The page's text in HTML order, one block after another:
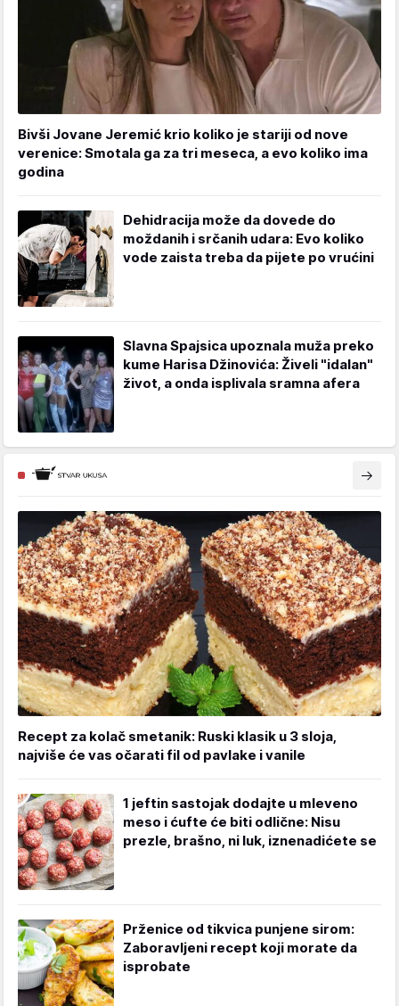
Bivši Jovane Jeremić krio koliko je stariji od nove
verenice: Smotala ga za tri meseca, a evo koliko ima
godina
Dehidracija može da dovede do
moždanih i srčanih udara: Evo koliko
vode zaista treba da pijete po vrućini
Slavna Spajsica upoznala muža preko
kume Harisa Džinovića: Živeli "idalan"
život, a onda isplivala sramna afera
Recept za kolač smetanik: Ruski klasik u 3 sloja,
najviše će vas očarati fil od pavlake i vanile
1 jeftin sastojak dodajte u mleveno
meso i ćufte će biti odlične: Nisu
prezle, brašno, ni luk, iznenadićete se
Prženice od tikvica punjene sirom:
Zaboravljeni recept koji morate da
isprobate